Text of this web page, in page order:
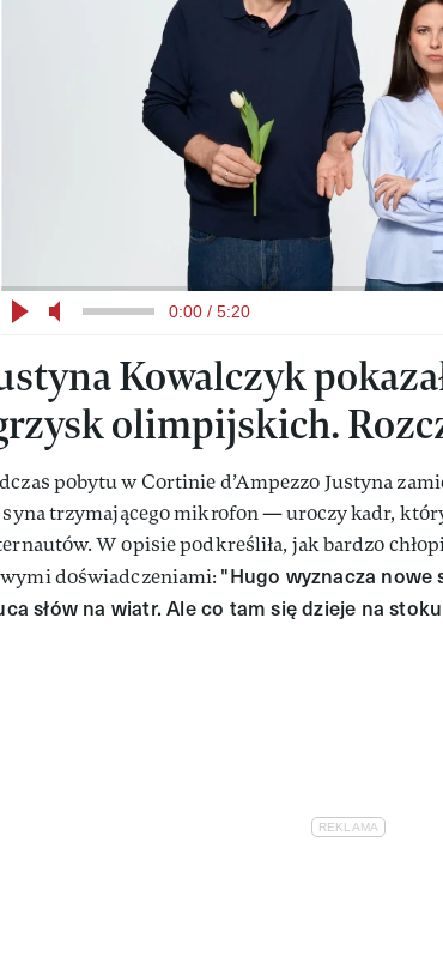
0:00 / 5:20
Kowalczyk
olimpijskich.
pobytu w Cortinie d’Ampezzo Justyna
trzymającego mikrofon — uroczy kadr,
W opisie podkreśliła, jak bardzo
doświadczeniami: "Hugo wyznacza nowe
słów na wiatr. Ale co tam się dzieje na